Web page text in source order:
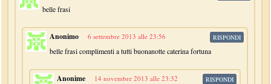
belle frasi
Anonimo 6 settembre 2013 alle 23:56
belle frasi complimenti a tutti buonanotte caterina fortuna
RISPONDI
Anonime 14 novembre 2013 alle 23:32 RISPONDI